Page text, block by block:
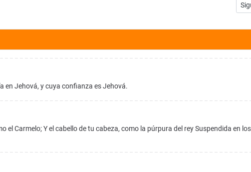
en Jehová, y cuya confianza es Jehová.
el Carmelo; Y el cabello de tu cabeza, como la púrpura del rey Suspendida en los